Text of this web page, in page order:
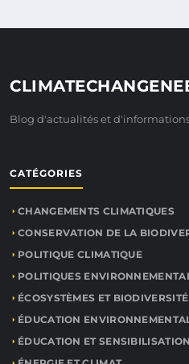
Blog d'actualités et
CATÉGORIES
CHANGEMENTS CLIMATIQUES
CONSERVATION DE LA
POLITIQUE CLIMATIQUE
POLITIQUES
ÉCOSYSTÈMES ET BIODIVERSITÉ
ÉDUCATION
ÉDUCATION ET SENSIBILISATION